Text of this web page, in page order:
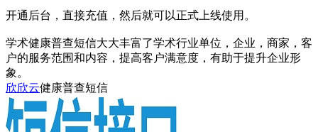
开通后台，直接充值，然后就可以正式上线使用。
学术健康普查短信大大丰富了学术行业单位，企业，商家，客
户的服务范围和内容，提高客户满意度，有助于提升企业形
象。
欣欣云健康普查短信